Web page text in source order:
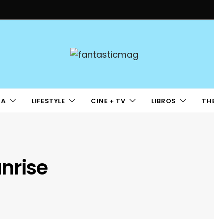
LIFESTYLE CINE + TV LIBROS